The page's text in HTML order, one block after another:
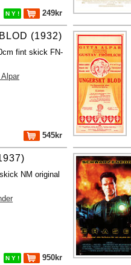
N Y ! 249kr
(1932)
fint skick FN-
545kr
NM original
N Y ! 950kr